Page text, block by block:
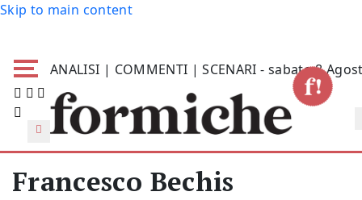
Skip to main content
ANALISI | COMMENTI | SCENARI - sabato 8
Francesco Bechis